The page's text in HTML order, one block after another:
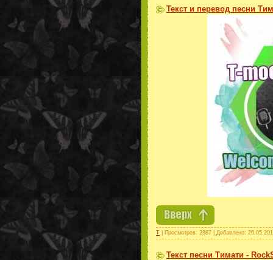
Текст и перевод песни
Т | Просмотров: 2887 | Добавлено:
Текст песни Тимати -